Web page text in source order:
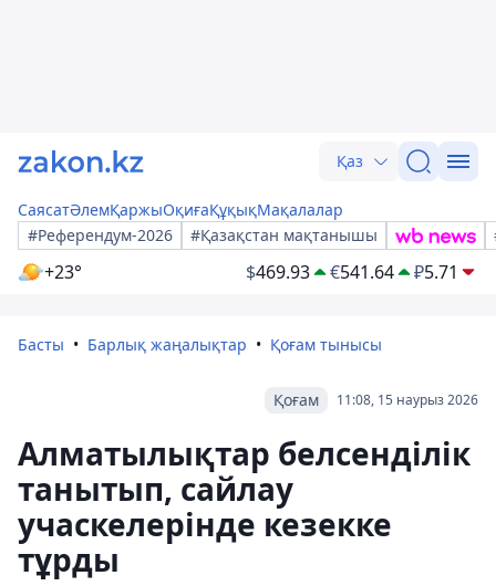
Қаз
СаясатӘлемҚаржыОқиғаҚұқықМақалалар
#Референдум-2026
#Қазақстан мақтанышы
+23° $469.93 €541.64 ₽5.71
Басты Барлық жаңалықтар Қоғам тынысы
11:08, 15 наурыз 2026
Қоғам
Алматылықтар белсенділік
танытып, сайлау
учаскелерінде кезекке
тұрды